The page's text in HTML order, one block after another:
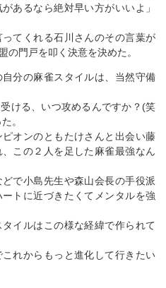
あるなら絶対早い方がいいよ」
てくれる石川さんのその言葉が
の門戸を叩く決意を決めた。
分の麻雀スタイルは、当然守備
ける、いつ攻めるんですか？(笑
。
オンのともたけさんと出会い藤
この２人を足した麻雀最強なん
で小島先生や森山会長の手役派
トに近づきたくてメンタルを強
イルはこの様な経緯で作られて
れからもっと進化して行きたい